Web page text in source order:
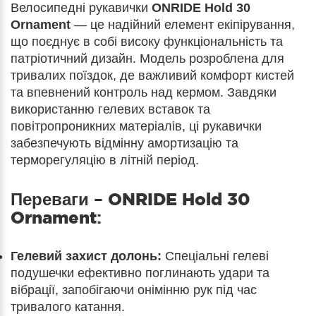
Велосипедні рукавички ONRIDE Hold 30
Ornament — це надійний елемент екіпірування,
що поєднує в собі високу функціональність та
патріотичний дизайн. Модель розроблена для
тривалих поїздок, де важливий комфорт кистей
та впевнений контроль над кермом. Завдяки
використанню гелевих вставок та
повітропроникних матеріалів, ці рукавички
забезпечують відмінну амортизацію та
терморегуляцію в літній період.
Переваги – ONRIDE Hold 30
Ornament:
Гелевий захист долонь: Спеціальні гелеві
подушечки ефективно поглинають удари та
вібрації, запобігаючи онімінню рук під час
тривалого катання.